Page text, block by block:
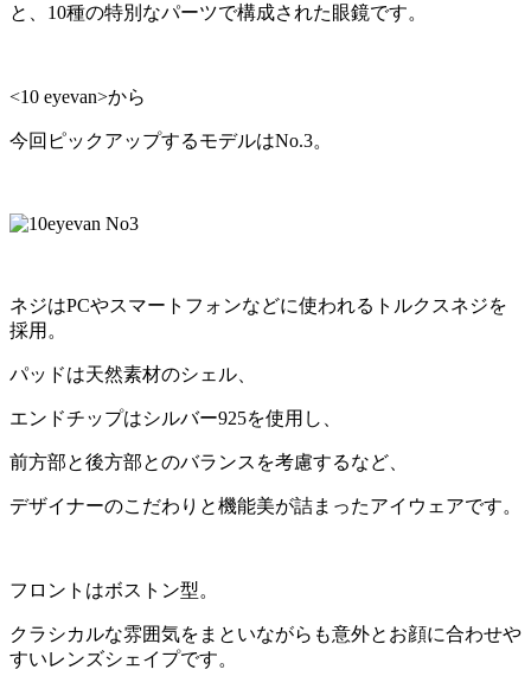
と、10種の特別なパーツで構成された眼鏡です。
<10 eyevan>から
今回ピックアップするモデルはNo.3。
ネジはPCやスマートフォンなどに使われるトルクスネジを
採用。
パッドは天然素材のシェル、
エンドチップはシルバー925を使用し、
前方部と後方部とのバランスを考慮するなど、
デザイナーのこだわりと機能美が詰まったアイウェアです。
フロントはボストン型。
クラシカルな雰囲気をまといながらも意外とお顔に合わせや
すいレンズシェイプです。